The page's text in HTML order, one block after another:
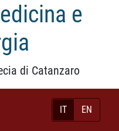
e
di Catanzaro
IT EN